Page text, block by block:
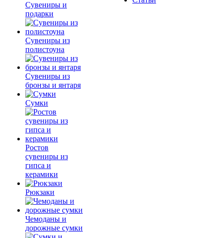
Сувениры и
подарки
Сувениры из
полистоуна
Сувениры из
бронзы и янтаря
Сумки
Ростов
сувениры из
гипса и
керамики
Рюкзаки
Чемоданы и
дорожные сумки